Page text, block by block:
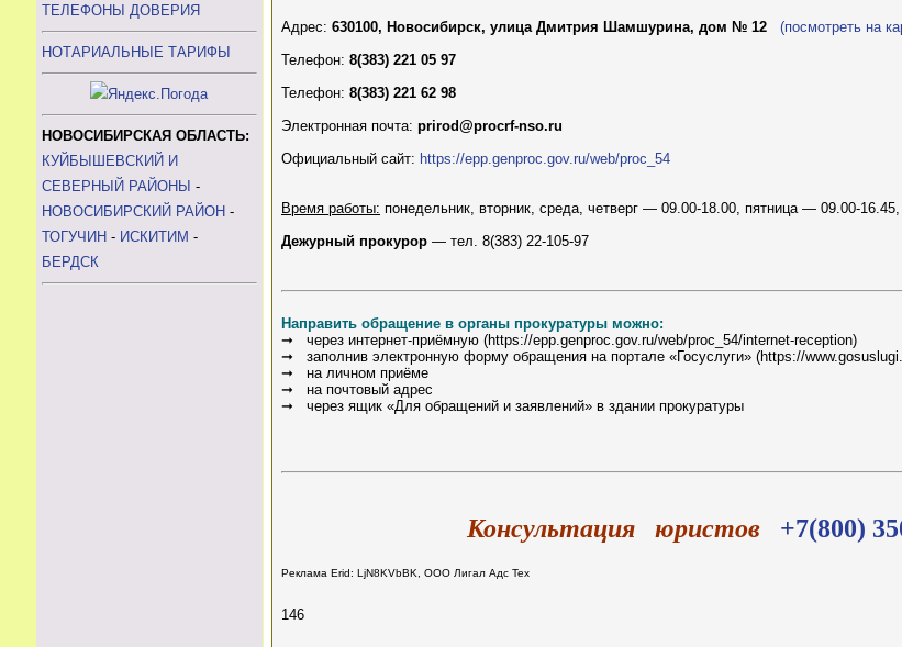
ТЕЛЕФОНЫ ДОВЕРИЯ
НОТАРИАЛЬНЫЕ ТАРИФЫ
НОВОСИБИРСКАЯ ОБЛАСТЬ:
КУЙБЫШЕВСКИЙ И
СЕВЕРНЫЙ РАЙОНЫ -
НОВОСИБИРСКИЙ РАЙОН -
ТОГУЧИН - ИСКИТИМ -
БЕРДСК
Адрес: 630100, Новосибирск, улица Дмитрия Шамшурина, дом № 12
(посмотреть на
Телефон: 8(383) 221 05 97
Телефон: 8(383) 221 62 98
Электронная почта: prirod@procrf-nso.ru
Официальный сайт: https://epp.genproc.gov.ru/web/proc_54
Время работы: понедельник, вторник, среда, четверг — 09.00-18.00, пятница — 09.00-
Дежурный прокурор — тел. 8(383) 22-105-97
Направить обращение в органы прокуратуры можно:
➞ через интернет-приёмную (https://epp.genproc.gov.ru/web/proc_54/internet-reception)
➞ заполнив электронную форму обращения на портале «Госуслуги» (https://
➞ на личном приёме
➞ на почтовый адрес
➞ через ящик «Для обращений и заявлений» в здании прокуратуры
Консультация юристов +7(800)
Реклама Erid: LjN8KVbBK, ООО Лигал Адс Тех
146